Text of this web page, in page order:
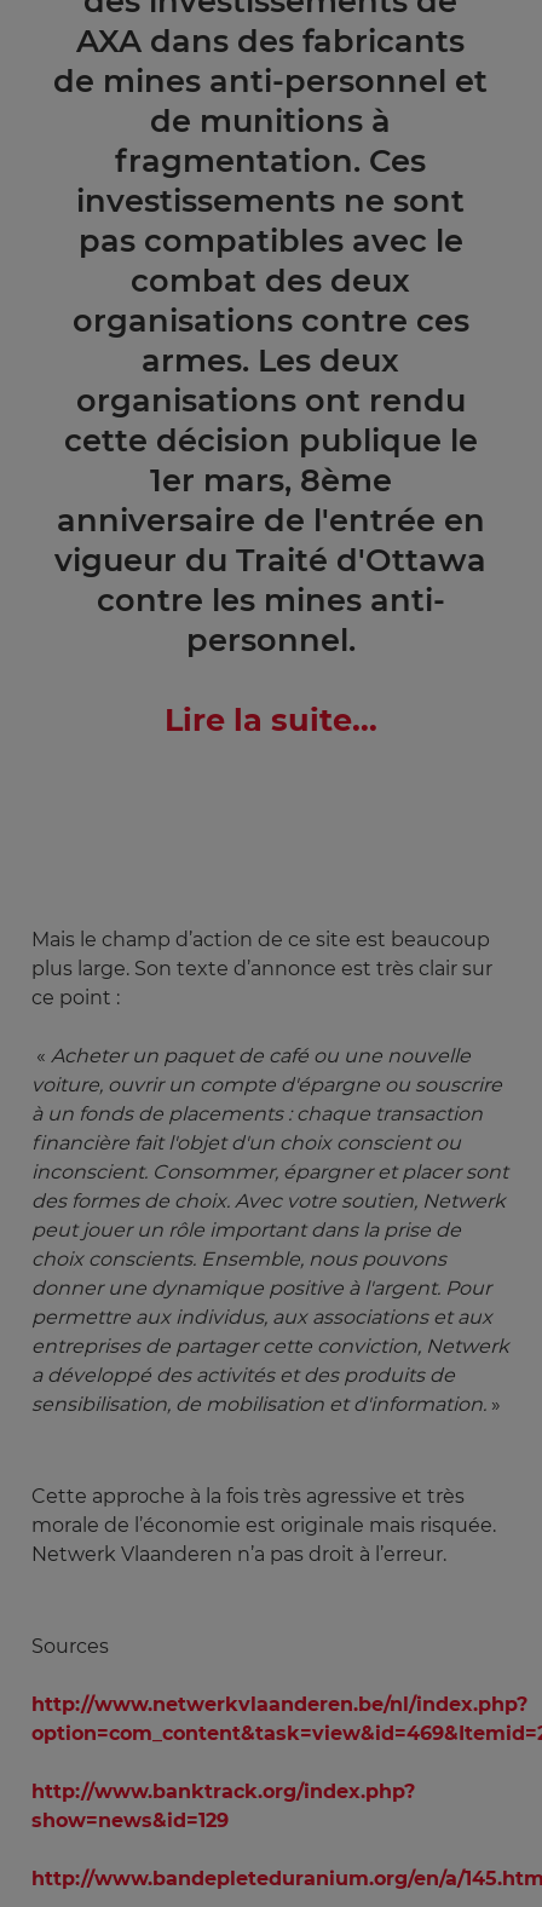
AXA dans des fabricants
de mines anti-personnel et
de munitions à
fragmentation. Ces
investissements ne sont
pas compatibles avec le
combat des deux
organisations contre ces
armes. Les deux
organisations ont rendu
cette décision publique le
1er mars, 8ème
anniversaire de l'entrée en
vigueur du Traité d'Ottawa
contre les mines anti-
personnel.
Lire la suite...
Mais le champ d’action de ce site est beaucoup
plus large. Son texte d’annonce est très clair sur
ce point :
« Acheter un paquet de café ou une nouvelle
voiture, ouvrir un compte d'épargne ou souscrire
à un fonds de placements : chaque transaction
financière fait l'objet d'un choix conscient ou
inconscient. Consommer, épargner et placer sont
des formes de choix. Avec votre soutien, Netwerk
peut jouer un rôle important dans la prise de
choix conscients. Ensemble, nous pouvons
donner une dynamique positive à l'argent. Pour
permettre aux individus, aux associations et aux
entreprises de partager cette conviction, Netwerk
a développé des activités et des produits de
sensibilisation, de mobilisation et d'information. »
Cette approche à la fois très agressive et très
morale de l’économie est originale mais risquée.
Netwerk Vlaanderen n’a pas droit à l’erreur.
Sources
http://www.netwerkvlaanderen.be/nl/index.php?
http://www.banktrack.org/index.php?
show=news&id=129
http://www.bandepleteduranium.org/en/a/